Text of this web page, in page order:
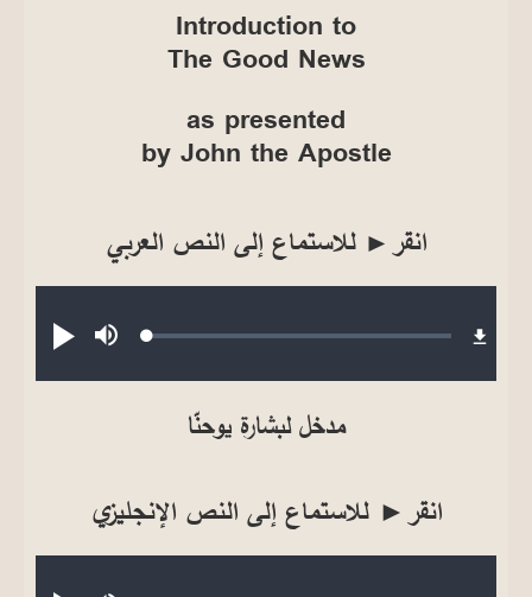
Introduction to
The Good News
as presented
by John the Apostle
انقر►للاستماع إلى النص العربي
تشغيلصامتLoaded:
مدخل لبشارة يوحنّا
انقر► للاستماع إلى النص الإنجليزي